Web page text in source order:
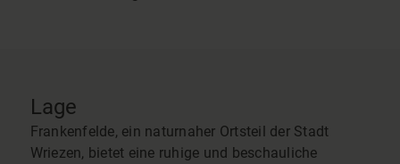
Lage
Frankenfelde, ein naturnaher Ortsteil der Stadt
Wriezen, bietet eine ruhige und beschauliche